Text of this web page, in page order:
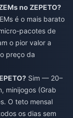
no ZEPETO?
é o mais barato
pacotes de
o pior valor a
preço da
Sim — 20–
minijogos (Grab
O teto mensal
os dias sem